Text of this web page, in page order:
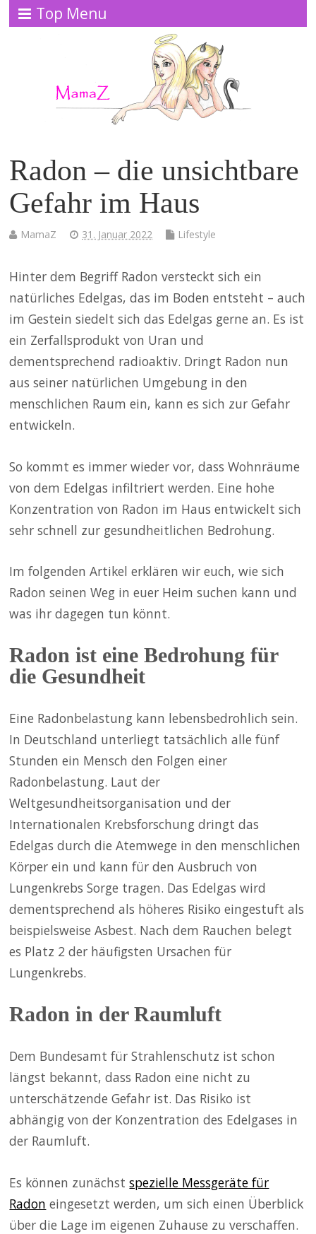
Top Menu
Radon – die unsichtbare
Gefahr im Haus
MamaZ 31. Januar 2022 Lifestyle
Hinter dem Begriff Radon versteckt sich ein
natürliches Edelgas, das im Boden entsteht – auch
im Gestein siedelt sich das Edelgas gerne an. Es ist
ein Zerfallsprodukt von Uran und
dementsprechend radioaktiv. Dringt Radon nun
aus seiner natürlichen Umgebung in den
menschlichen Raum ein, kann es sich zur Gefahr
entwickeln.
So kommt es immer wieder vor, dass Wohnräume
von dem Edelgas infiltriert werden. Eine hohe
Konzentration von Radon im Haus entwickelt sich
sehr schnell zur gesundheitlichen Bedrohung.
Im folgenden Artikel erklären wir euch, wie sich
Radon seinen Weg in euer Heim suchen kann und
was ihr dagegen tun könnt.
Radon ist eine Bedrohung für
die Gesundheit
Eine Radonbelastung kann lebensbedrohlich sein.
In Deutschland unterliegt tatsächlich alle fünf
Stunden ein Mensch den Folgen einer
Radonbelastung. Laut der
Weltgesundheitsorganisation und der
Internationalen Krebsforschung dringt das
Edelgas durch die Atemwege in den menschlichen
Körper ein und kann für den Ausbruch von
Lungenkrebs Sorge tragen. Das Edelgas wird
dementsprechend als höheres Risiko eingestuft als
beispielsweise Asbest. Nach dem Rauchen belegt
es Platz 2 der häufigsten Ursachen für
Lungenkrebs.
Radon in der Raumluft
Dem Bundesamt für Strahlenschutz ist schon
längst bekannt, dass Radon eine nicht zu
unterschätzende Gefahr ist. Das Risiko ist
abhängig von der Konzentration des Edelgases in
der Raumluft.
Es können zunächstspezielle Messgeräte für
Radon eingesetzt werden, um sich einen Überblick
über die Lage im eigenen Zuhause zu verschaffen.